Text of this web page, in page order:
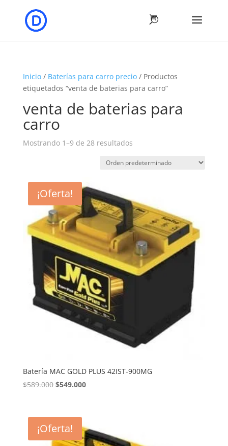
Inicio/ Baterías para carro precio/ Productos
etiquetados “venta de baterias para carro”
venta de baterias para
carro
Mostrando 1–9 de 28 resultados
¡Oferta!
Batería MAC GOLD PLUS 42IST-900MG
$589.000 El
era:
$589.000.
$549.000El
$549.000.
¡Oferta!